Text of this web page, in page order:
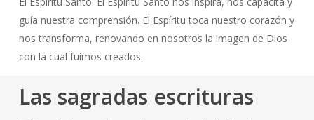
guía nuestra comprensión. El Espíritu toca nuestro corazón y
nos transforma, renovando en nosotros la imagen de Dios
con la cual fuimos creados.
Las sagradas escrituras